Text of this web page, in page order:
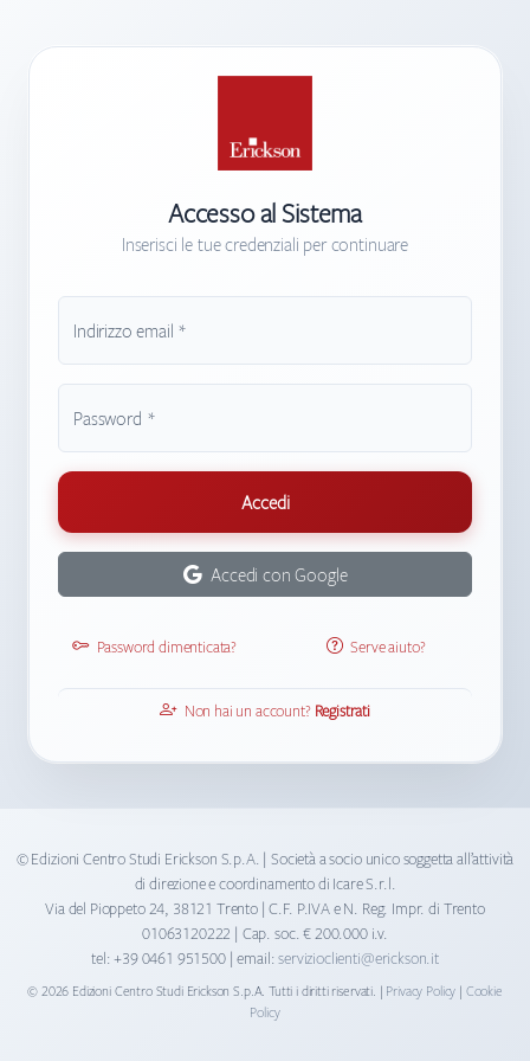
Accesso al Sistema
Inserisci le tue credenziali per continuare
Indirizzo email *
Password *
Accedi
Accedi con Google
Password dimenticata? Serve aiuto?
Non hai un account? Registrati
© Edizioni Centro Studi Erickson S.p.A. | Società a socio unico soggetta all’attività
di direzione e coordinamento di Icare S.r.l.
Via del Pioppeto 24, 38121 Trento | C.F. P.IVA e N. Reg. Impr. di Trento
01063120222 | Cap. soc. € 200.000 i.v.
tel: +39 0461 951500 | email:servizioclienti@erickson.it
© 2026 Edizioni Centro Studi Erickson S.p.A. Tutti i diritti riservati. | Privacy Policy | Cookie
Policy